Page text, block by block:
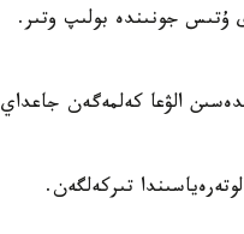
ۇتىس جونىندە بولىپ وتىر.
جۇلدەسىن الۋعا كەلمەگەن جاعداي